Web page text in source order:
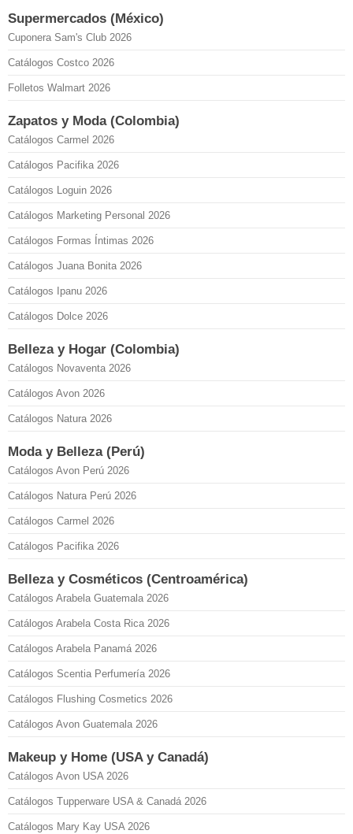
Supermercados (México)
Cuponera Sam's Club 2026
Catálogos Costco 2026
Folletos Walmart 2026
Zapatos y Moda (Colombia)
Catálogos Carmel 2026
Catálogos Pacifika 2026
Catálogos Loguin 2026
Catálogos Marketing Personal 2026
Catálogos Formas Íntimas 2026
Catálogos Juana Bonita 2026
Catálogos Ipanu 2026
Catálogos Dolce 2026
Belleza y Hogar (Colombia)
Catálogos Novaventa 2026
Catálogos Avon 2026
Catálogos Natura 2026
Moda y Belleza (Perú)
Catálogos Avon Perú 2026
Catálogos Natura Perú 2026
Catálogos Carmel 2026
Catálogos Pacifika 2026
Belleza y Cosméticos (Centroamérica)
Catálogos Arabela Guatemala 2026
Catálogos Arabela Costa Rica 2026
Catálogos Arabela Panamá 2026
Catálogos Scentia Perfumería 2026
Catálogos Flushing Cosmetics 2026
Catálogos Avon Guatemala 2026
Makeup y Home (USA y Canadá)
Catálogos Avon USA 2026
Catálogos Tupperware USA & Canadá 2026
Catálogos Mary Kay USA 2026